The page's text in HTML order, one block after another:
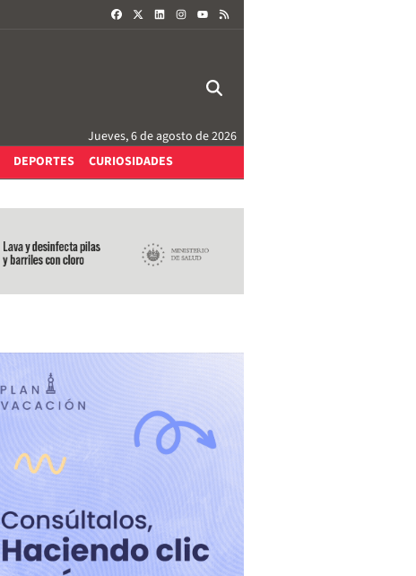
FACEBOOKLINKEDININSTAGRAM
Jueves, 6 de agosto de 2026
DEPORTES CURIOSIDADES